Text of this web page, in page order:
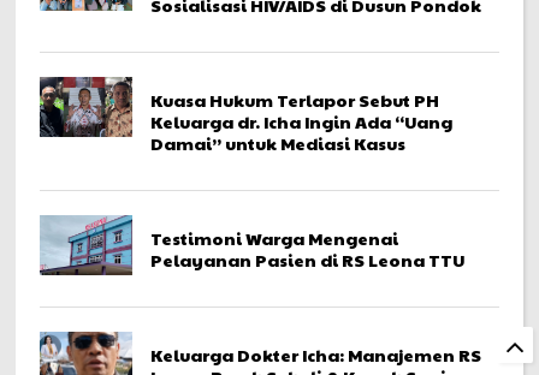
Sosialisasi HIV/AIDS di Dusun Pondok
Kuasa Hukum Terlapor Sebut PH
Keluarga dr. Icha Ingin Ada “Uang
Damai” untuk Mediasi Kasus
Testimoni Warga Mengenai
Pelayanan Pasien di RS Leona TTU
Keluarga Dokter Icha: Manajemen RS